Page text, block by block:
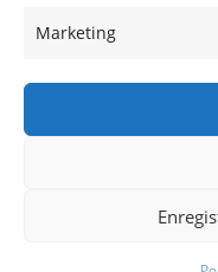
Marketing